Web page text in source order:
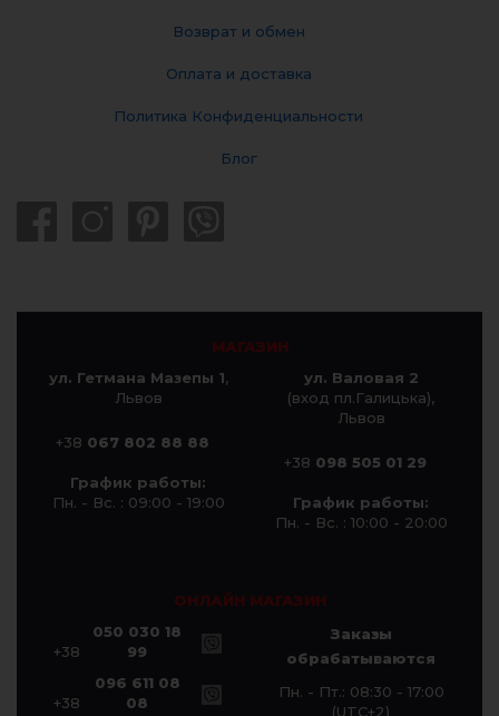
Возврат и обмен
Оплата и доставка
Политика Конфиденциальности
Блог
МАГАЗИН
ул. Гетмана Мазепы 1,
Львов
+38 067 802 88 88
График работы:
Пн. - Вс. : 09:00 - 19:00
ул. Валовая 2
(вход пл.Галицька),
Львов
+38 098 505 01 29
График работы:
Пн. - Вс. : 10:00 - 20:00
ОНЛАЙН МАГАЗИН
+38
050 030 18
99
+38
096 611 08
08
Заказы
обрабатываются
Пн. - Пт.: 08:30 - 17:00
(UTC+2)